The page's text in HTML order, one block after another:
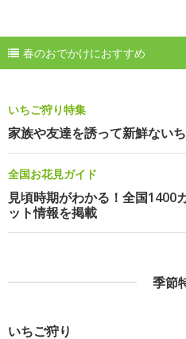
春のおでかけにおすすめ
いちご狩り特集
家族や友達を誘って新鮮ない
全国お花見ガイド
見頃時期がわかる！全国1400
ット情報を掲載
季節
いちご狩り